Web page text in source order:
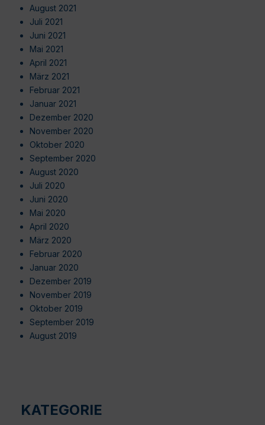
August 2021
Juli 2021
Juni 2021
Mai 2021
April 2021
März 2021
Februar 2021
Januar 2021
Dezember 2020
November 2020
Oktober 2020
September 2020
August 2020
Juli 2020
Juni 2020
Mai 2020
April 2020
März 2020
Februar 2020
Januar 2020
Dezember 2019
November 2019
Oktober 2019
September 2019
August 2019
KATEGORIE